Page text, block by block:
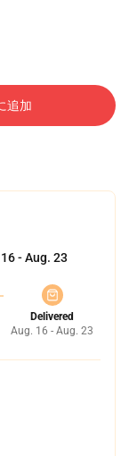
追加
- Aug. 23
Delivered
Aug. 16 - Aug. 23